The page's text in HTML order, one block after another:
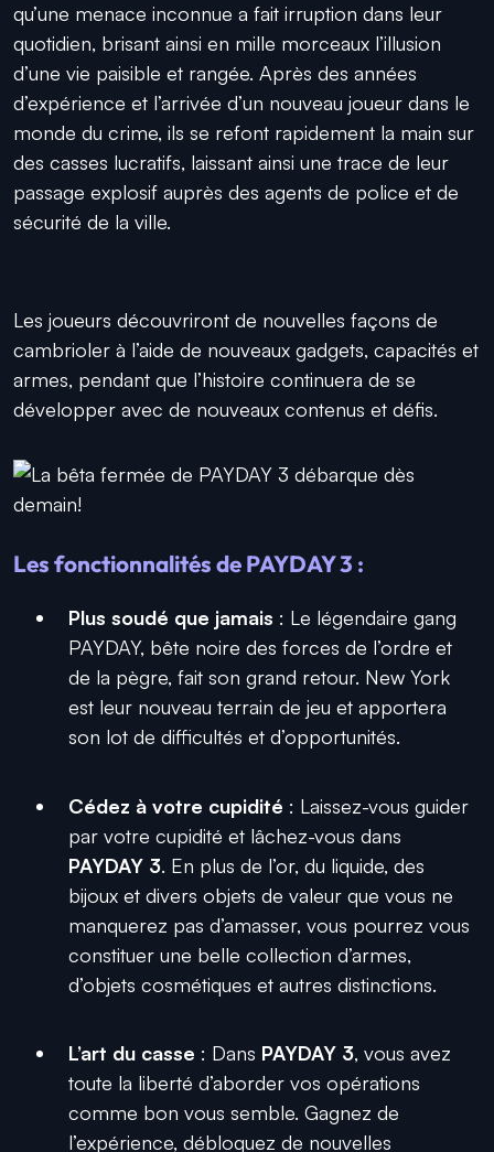
qu’une menace inconnue a fait irruption dans leur
quotidien, brisant ainsi en mille morceaux l’illusion
d’une vie paisible et rangée. Après des années
d’expérience et l’arrivée d’un nouveau joueur dans le
monde du crime, ils se refont rapidement la main sur
des casses lucratifs, laissant ainsi une trace de leur
passage explosif auprès des agents de police et de
sécurité de la ville.
Les joueurs découvriront de nouvelles façons de
cambrioler à l’aide de nouveaux gadgets, capacités et
armes, pendant que l’histoire continuera de se
développer avec de nouveaux contenus et défis.
Les fonctionnalités de PAYDAY 3 :
Plus soudé que jamais : Le légendaire gang
PAYDAY, bête noire des forces de l’ordre et
de la pègre, fait son grand retour. New York
est leur nouveau terrain de jeu et apportera
son lot de difficultés et d’opportunités.
Cédez à votre cupidité : Laissez-vous guider
par votre cupidité et lâchez-vous dans
PAYDAY 3. En plus de l’or, du liquide, des
bijoux et divers objets de valeur que vous ne
manquerez pas d’amasser, vous pourrez vous
constituer une belle collection d’armes,
d’objets cosmétiques et autres distinctions.
L’art du casse : Dans PAYDAY 3, vous avez
toute la liberté d’aborder vos opérations
comme bon vous semble. Gagnez de
l’expérience, débloquez de nouvelles